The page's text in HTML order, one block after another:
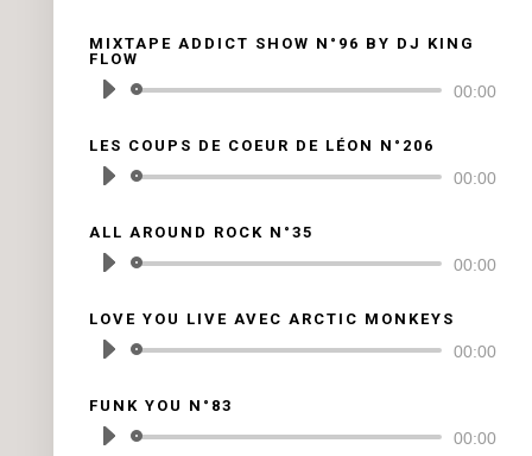
MIXTAPE ADDICT SHOW N°96 BY DJ KING
FLOW
Lecteur
00:00
LES COUPS DE COEUR DE LÉON N°206
Lecteur
00:00
ALL AROUND ROCK N°35
Lecteur
00:00
LOVE YOU LIVE AVEC ARCTIC MONKEYS
Lecteur
00:00
FUNK YOU N°83
Lecteur
00:00